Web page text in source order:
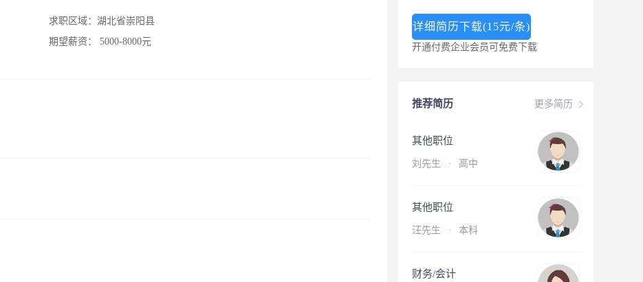
求职区域： 湖北省崇阳县
期望薪资：
5000-8000元
详细简历下载(15元/条)
开通付费企业会员可免费下载
更多简历
推荐简历
其他职位
刘先生 · 高中
其他职位
汪先生 · 本科
财务/会计